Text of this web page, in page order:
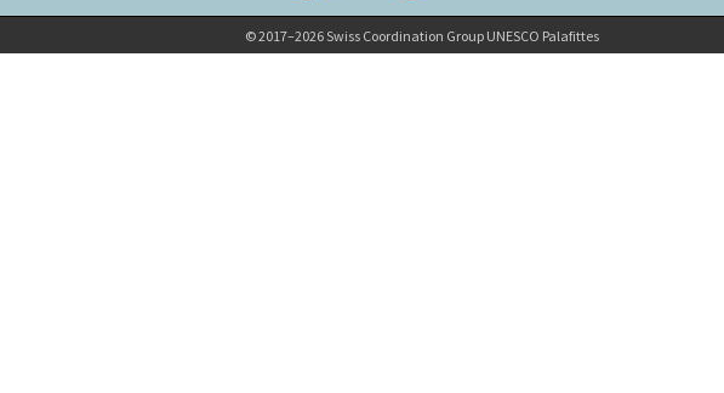
© 2017–2026 Swiss Coordination Group UNESCO Palafittes